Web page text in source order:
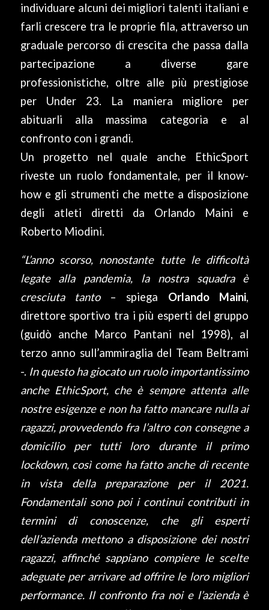
individuare alcuni dei migliori talenti italiani e
farli crescere tra le proprie fila, attraverso un
graduale percorso di crescita che passa dalla
partecipazione a diverse gare
professionistiche, oltre alle più prestigiose
per Under 23. La maniera migliore per
abituarli alla massima categoria e al
confronto con i grandi.
Un progetto nel quale anche EthicSport
riveste un ruolo fondamentale, per il know-
how e gli strumenti che mette a disposizione
degli atleti diretti da Orlando Maini e
Roberto Miodini.
“L’anno scorso, nonostante tutte le difficoltà
legate alla pandemia, la nostra squadra è
cresciuta tanto– spiega Orlando Maini,
direttore sportivo tra i più esperti del gruppo
(guidò anche Marco Pantani nel 1998), al
terzo anno sull’ammiraglia del Team Beltrami
-. In questo ha giocato un ruolo importantissimo
anche EthicSport, che è sempre attenta alle
nostre esigenze e non ha fatto mancare nulla ai
ragazzi, provvedendo fra l’altro con consegne a
domicilio per tutti loro durante il primo
lockdown, così come ha fatto anche di recente
in vista della preparazione per il 2021.
Fondamentali sono poi i continui contributi in
termini di conoscenze, che gli esperti
dell’azienda mettono a disposizione dei nostri
ragazzi, affinché sappiano compiere le scelte
adeguate per arrivare ad offrire le loro migliori
performance. Il confronto fra noi e l’azienda è